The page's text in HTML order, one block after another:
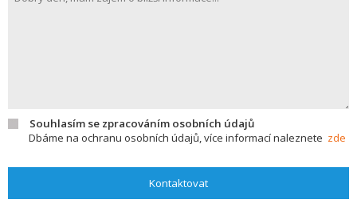
Souhlasím se zpracováním osobních údajů
Dbáme na ochranu osobních údajů, více informací naleznete zde
Kontaktovat